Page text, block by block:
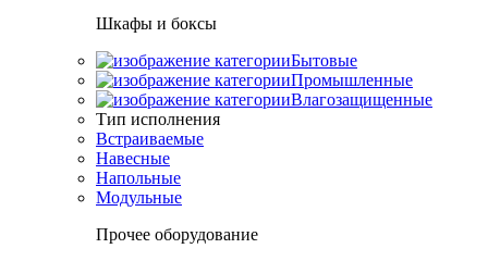
Шкафы и боксы
Бытовые
Промышленные
Влагозащищенные
Тип исполнения
Встраиваемые
Навесные
Напольные
Модульные
Прочее оборудование